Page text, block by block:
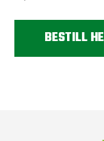
BESTILL